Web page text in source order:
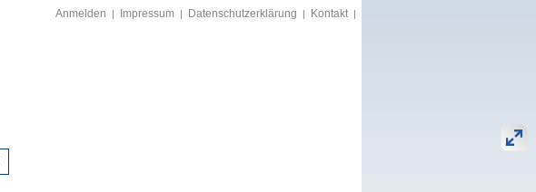
Anmelden | Impressum | Datenschutzerklärung | Kontakt |